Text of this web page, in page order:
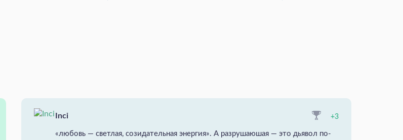
Inci +3
«любовь — светлая, созидательная энергия». А разрушаюшая — это дьявол по-